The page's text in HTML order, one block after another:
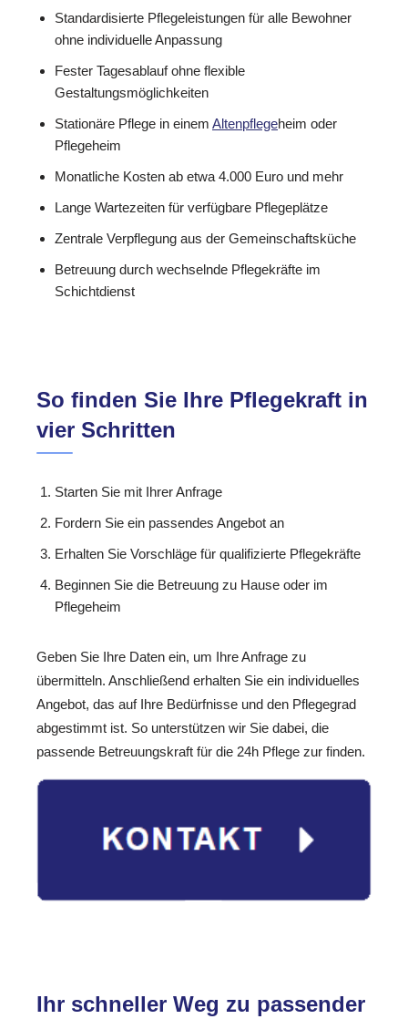
Standardisierte Pflegeleistungen für alle Bewohner
ohne individuelle Anpassung
Fester Tagesablauf ohne flexible
Gestaltungsmöglichkeiten
Stationäre Pflege in einem Altenpflegeheim oder
Pflegeheim
Monatliche Kosten ab etwa 4.000 Euro und mehr
Lange Wartezeiten für verfügbare Pflegeplätze
Zentrale Verpflegung aus der Gemeinschaftsküche
Betreuung durch wechselnde Pflegekräfte im
Schichtdienst
So finden Sie Ihre Pflegekraft in
vier Schritten
Starten Sie mit Ihrer Anfrage
Fordern Sie ein passendes Angebot an
Erhalten Sie Vorschläge für qualifizierte Pflegekräfte
Beginnen Sie die Betreuung zu Hause oder im
Pflegeheim
Geben Sie Ihre Daten ein, um Ihre Anfrage zu
übermitteln. Anschließend erhalten Sie ein individuelles
Angebot, das auf Ihre Bedürfnisse und den Pflegegrad
abgestimmt ist. So unterstützen wir Sie dabei, die
passende Betreuungskraft für die 24h Pflege zur finden.
Ihr schneller Weg zu passender